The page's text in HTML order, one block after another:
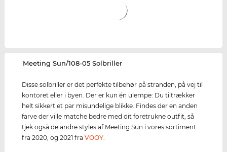
‌Meeting Sun/108-05 Solbriller
Disse solbriller er det perfekte tilbehør på stranden, på vej til
kontoret eller i byen. Der er kun én ulempe: Du tiltrækker
helt sikkert et par misundelige blikke. Findes der en anden
farve der ville matche bedre med dit foretrukne outfit, så
tjek også de andre styles af Meeting Sun i vores sortiment
fra 2020, og 2021 fraVOOY.